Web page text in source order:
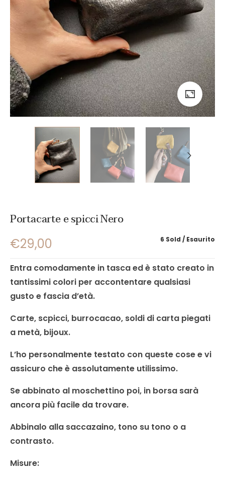
Portacarte e spicci Nero
6 Sold Esaurito
€29,00
Entra comodamente in tasca ed è stato creato in
tantissimi colori per accontentare qualsiasi
gusto e fascia d’età.
Carte, scpicci, burrocacao, soldi di carta piegati
a metà, bijoux.
L’ho personalmente testato con queste cose e vi
assicuro che è assolutamente utilissimo.
Se abbinato al moschettino poi, in borsa sarà
ancora più facile da trovare.
Abbinalo alla saccazaino, tono su tono o a
contrasto.
Misure: